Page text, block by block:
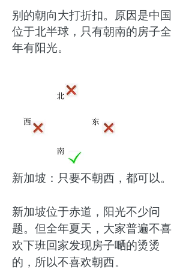
别的朝向大打折扣。原因是中国
位于北半球，只有朝南的房子全
年有阳光。
新加坡：只要不朝西，都可以。
新加坡位于赤道，阳光不少问
题。但全年夏天，大家普遍不喜
欢下班回家发现房子嗮的烫烫
的，所以不喜欢朝西。